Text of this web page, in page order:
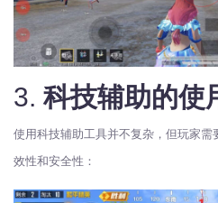
3. 科技辅助的使
使用科技辅助工具并不复杂，但玩家
效性和安全性：